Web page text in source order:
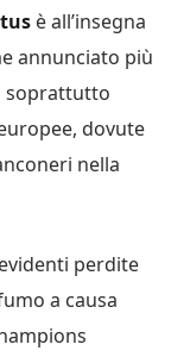
è all’insegna
annunciato più
soprattutto
dovute
nella
perdite
a causa